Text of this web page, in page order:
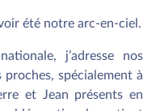
été notre arc-en-ciel.
j’adresse nos
proches, spécialement à
et Jean présents en